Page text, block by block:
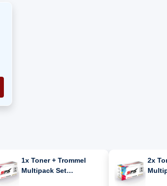
1x Toner + Trommel
Multipack Set
2x